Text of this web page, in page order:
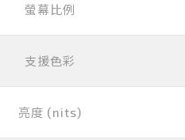
螢幕比例
支援色彩
亮度 (nits)